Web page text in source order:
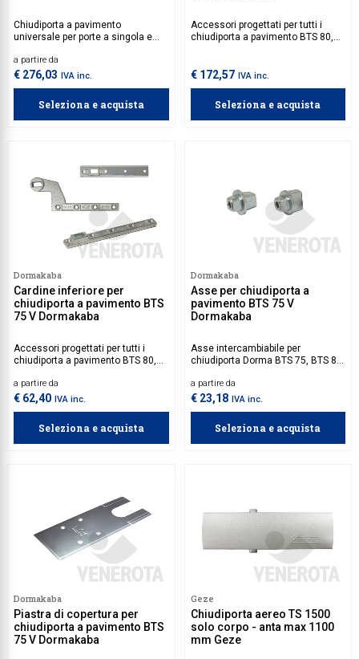
Chiudiporta a pavimento
universale per porte a singola e
a partire da
€ 276,03 IVA inc.
Seleziona e acquista
Accessori progettati per tutti i
chiudiporta a pavimento BTS 80,
€ 172,57 IVA inc.
Seleziona e acquista
Dormakaba
Cardine inferiore per
chiudiporta a pavimento BTS
75 V Dormakaba
Accessori progettati per tutti i
chiudiporta a pavimento BTS 80,
a partire da
€ 62,40 IVA inc.
Seleziona e acquista
Dormakaba
Asse per chiudiporta a
pavimento BTS 75 V
Dormakaba
Asse intercambiabile per
chiudiporta Dorma BTS 75, BTS 80
a partire da
€ 23,18 IVA inc.
Seleziona e acquista
Dormakaba
Piastra di copertura per
chiudiporta a pavimento BTS
75 V Dormakaba
Geze
Chiudiporta aereo TS 1500
solo corpo - anta max 1100
mm Geze